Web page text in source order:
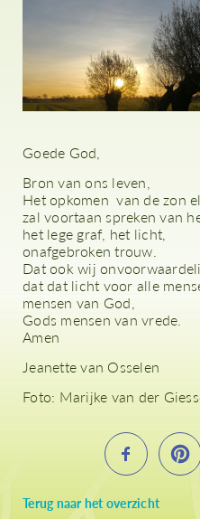
Terug naar het overzicht
Goede God,
Bron van ons leven,
Het opkomen van de zon
zal voortaan spreken van
het lege graf, het licht,
onafgebroken trouw.
Dat ook wij
dat dat licht voor alle
mensen van God,
Gods mensen van vrede.
Amen
Jeanette van Osselen
Foto: Marijke van der